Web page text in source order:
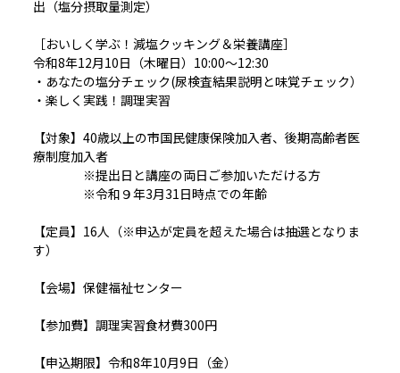
出（塩分摂取量測定）
［おいしく学ぶ！減塩クッキング＆栄養講座］
令和8年12月10日（木曜日）10:00～12:30
・あなたの塩分チェック(尿検査結果説明と味覚チェック）
・楽しく実践！調理実習
【対象】40歳以上の市国民健康保険加入者、後期高齢者医
療制度加入者
※提出日と講座の両日ご参加いただける方
※令和９年3月31日時点での年齢
【定員】16人（※申込が定員を超えた場合は抽選となりま
す）
【会場】保健福祉センター
【参加費】調理実習食材費300円
【申込期限】令和8年10月9日（金）